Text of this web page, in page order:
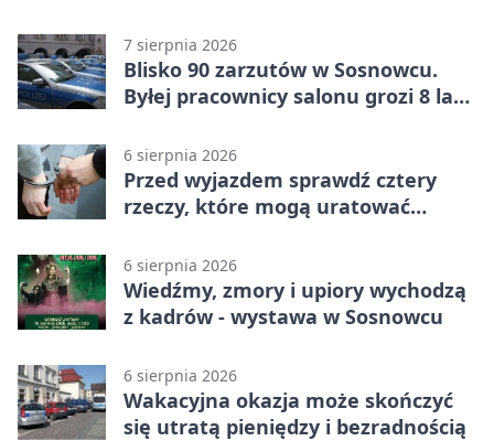
7 sierpnia 2026
Blisko 90 zarzutów w Sosnowcu.
Byłej pracownicy salonu grozi 8 lat
6 sierpnia 2026
Przed wyjazdem sprawdź cztery
rzeczy, które mogą uratować
6 sierpnia 2026
Wiedźmy, zmory i upiory wychodzą
z kadrów - wystawa w Sosnowcu
6 sierpnia 2026
Wakacyjna okazja może skończyć
się utratą pieniędzy i bezradnością